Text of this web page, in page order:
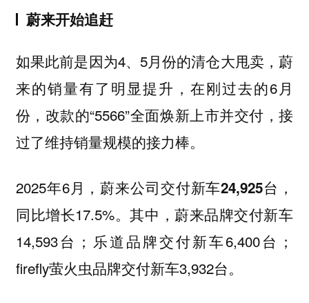
蔚来开始追赶
如果此前是因为4、5月份的清仓大甩卖，蔚
来的销量有了明显提升，在刚过去的6月
份，改款的“5566”全面焕新上市并交付，接
过了维持销量规模的接力棒。
2025年6月，蔚来公司交付新车24,925台 ，
同比增长17.5%。其中，蔚来品牌交付新车
14,593台；乐道品牌交付新车6,400台；
firefly萤火虫品牌交付新车3,932台。